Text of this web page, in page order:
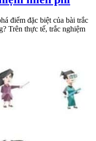
điểm đặc biệt của bài trắc
Trên thực tế, trắc nghiệm